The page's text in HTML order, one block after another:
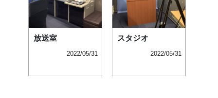
放送室
2022/05/31
スタジオ
2022/05/31